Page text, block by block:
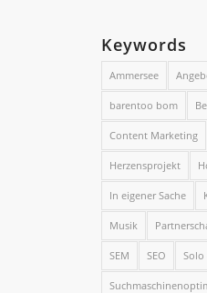
Keywords
Ammersee
barentoo bom
Content Marketing
Herzensprojekt
In eigener Sache
Musik
SEM SEO Solo